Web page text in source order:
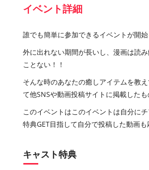
イベント詳細
誰でも簡単に参加できるイベントが開始
外に出れない期間が長いし、漫画は読
ことない！！
そんな時のあなたの癒しアイテムを教
て他SNSや動画投稿サイトに掲載した
このイベントはこのイベントは自分に
特典GET目指して自分で投稿した動画も
キャスト特典